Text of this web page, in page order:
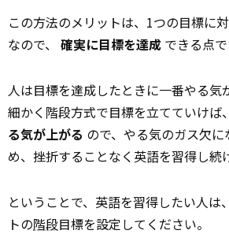
この方法のメリットは、1つの目標に
なので、 確実に目標を達成 できる点で
人は目標を達成したときに一番やる気
細かく階段方式で目標を立てていけば、
る気が上がる ので、やる気のガス欠
め、挫折することなく英語を習得し続
ということで、英語を習得したい人は
トの階段目標を設定してください。